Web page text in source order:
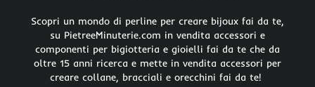
Scopri un mondo di perline per creare bijoux fai da te,
su PietreeMinuterie.com in vendita accessori e
componenti per bigiotteria e gioielli fai da te che da
oltre 15 anni ricerca e mette in vendita accessori per
creare collane, bracciali e orecchini fai da te!